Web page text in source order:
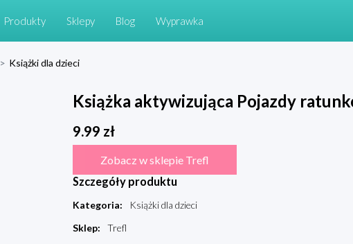
Produkty Sklepy Blog Wyprawka
> Książki dla dzieci
Książka aktywizująca Pojazdy
9.99 zł
Zobacz w sklepie Trefl
Szczegóły produktu
Kategoria:
Książki dla dzieci
Sklep:
Trefl